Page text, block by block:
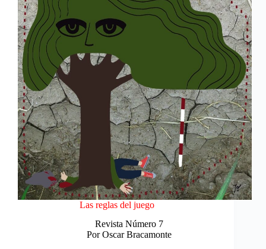
Las reglas del juego
Revista Número 7
Por Oscar Bracamonte